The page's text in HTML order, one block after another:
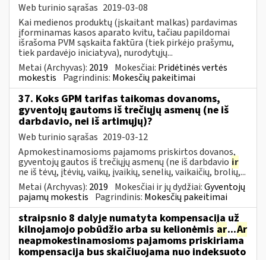
Web turinio sąrašas 2019-03-08
Kai medienos produktų (įskaitant malkas) pardavimas
įforminamas kasos aparato kvitu, tačiau papildomai
išrašoma PVM sąskaita faktūra (tiek pirkėjo prašymu,
tiek pardavėjo iniciatyva), nurodytųjų...
Metai (Archyvas): 2019 Mokesčiai: Pridėtinės vertės
mokestis Pagrindinis: Mokesčių pakeitimai
37. Koks GPM tarifas taikomas dovanoms,
gyventojų gautoms iš trečiųjų asmenų (ne iš
darbdavio, nei iš artimųjų)?
Web turinio sąrašas 2019-03-12
Apmokestinamosioms pajamoms priskirtos dovanos,
gyventojų gautos iš trečiųjų asmenų (ne iš darbdavio ir
ne iš tėvų, įtėvių, vaikų, įvaikių, senelių, vaikaičių, brolių,...
Metai (Archyvas): 2019 Mokesčiai ir jų dydžiai:Gyventojų
pajamų mokestis Pagrindinis: Mokesčių pakeitimai
straipsnio 8 dalyje numatyta kompensacija už
kilnojamojo pobūdžio arba su kelionėmis ar...Ar
neapmokestinamosioms pajamoms priskiriama
kompensacija bus skaičiuojama nuo indeksuoto